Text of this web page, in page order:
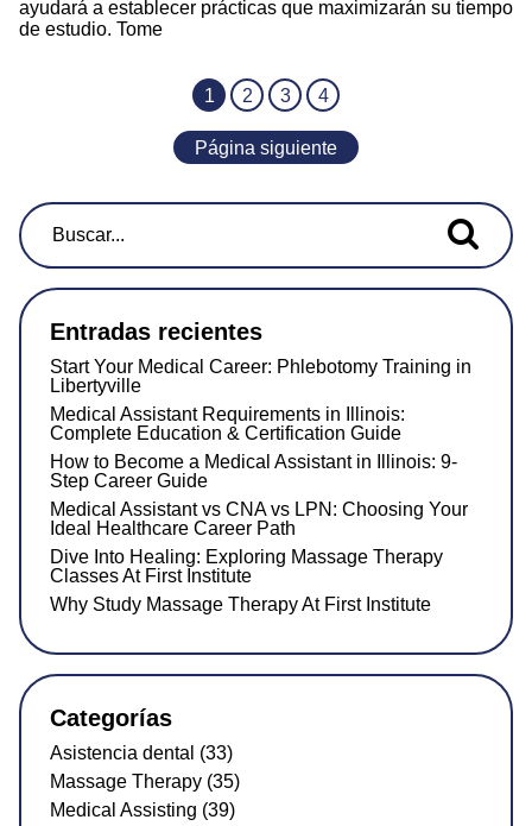
ayudará a establecer prácticas que maximizarán su tiempo
de estudio. Tome
1 2 3 4
Página siguiente
Buscar...
Entradas recientes
Start Your Medical Career: Phlebotomy Training in
Libertyville
Medical Assistant Requirements in Illinois:
Complete Education & Certification Guide
How to Become a Medical Assistant in Illinois: 9-
Step Career Guide
Medical Assistant vs CNA vs LPN: Choosing Your
Ideal Healthcare Career Path
Dive Into Healing: Exploring Massage Therapy
Classes At First Institute
Why Study Massage Therapy At First Institute
Categorías
Asistencia dental (33)
Massage Therapy (35)
Medical Assisting (39)